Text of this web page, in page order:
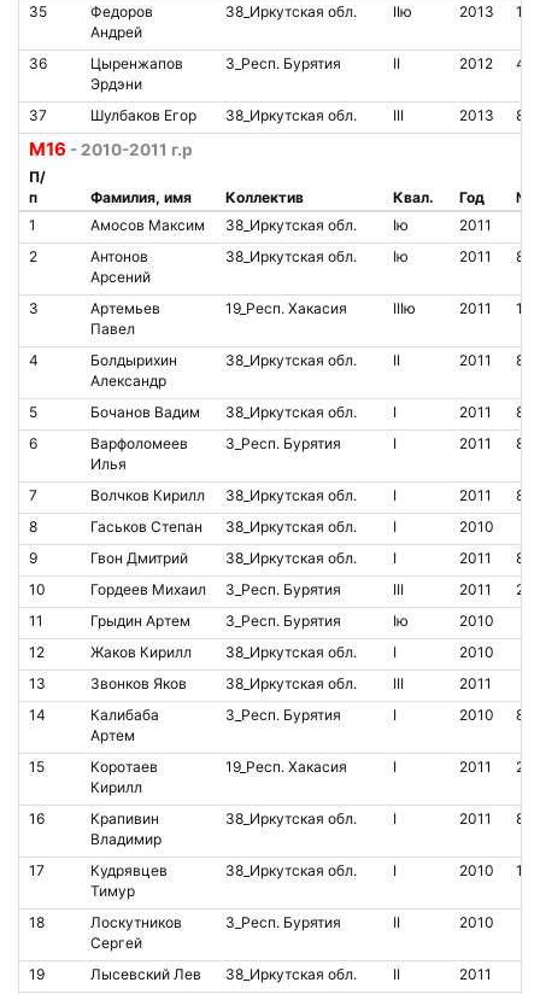
35
Федоров
Андрей
38_Иркутская обл. IIю 2013
36
Цыренжапов
Эрдэни
3_Респ. Бурятия II 2012
37 Шулбаков Егор 38_Иркутская обл. III 2013
M16 - 2010-2011 г.р
П/
п
Фамилия, имя Коллектив Квал. Год
№
1
Амосов Максим 38_Иркутская обл. Iю
2011
2
Антонов
Арсений
38_Иркутская обл. Iю 2011
3
Артемьев
Павел
19_Респ. Хакасия IIIю 2011
4
Болдырихин
Александр
38_Иркутская обл. II 2011
5 Бочанов Вадим 38_Иркутская обл. I 2011
6
Варфоломеев
Илья
3_Респ. Бурятия I 2011
7 Волчков Кирилл 38_Иркутская обл. I 2011
8
Гаськов Степан 38_Иркутская обл. I
2010
9
Гвон Дмитрий 38_Иркутская обл. I 2011
10
Гордеев Михаил 3_Респ. Бурятия III 2011
11
Грыдин Артем 3_Респ. Бурятия Iю
2010
12
Жаков Кирилл 38_Иркутская обл. I
2010
13
Звонков Яков 38_Иркутская обл. III
2011
14
Калибаба
Артем
3_Респ. Бурятия I 2010
15
Коротаев
Кирилл
19_Респ. Хакасия I 2011
16
Крапивин
Владимир
38_Иркутская обл. I 2011
17
Кудрявцев
Тимур
38_Иркутская обл. I 2010
18
Лоскутников
Сергей
3_Респ. Бурятия II 2010
19 Лысевский Лев 38_Иркутская обл. II
2011